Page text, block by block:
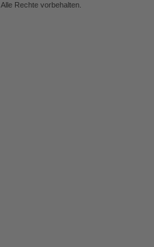
. Alle Rechte vorbehalten.